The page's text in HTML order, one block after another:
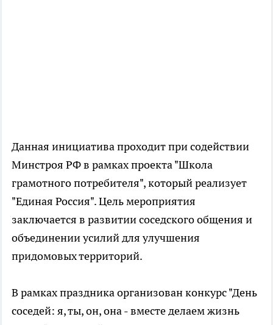
Данная инициатива проходит при содействии
Минстроя РФ в рамках проекта "Школа
грамотного потребителя", который реализует
"Единая Россия". Цель мероприятия
заключается в развитии соседского общения и
объединении усилий для улучшения
придомовых территорий.
В рамках праздника организован конкурс "День
соседей: я, ты, он, она - вместе делаем жизнь